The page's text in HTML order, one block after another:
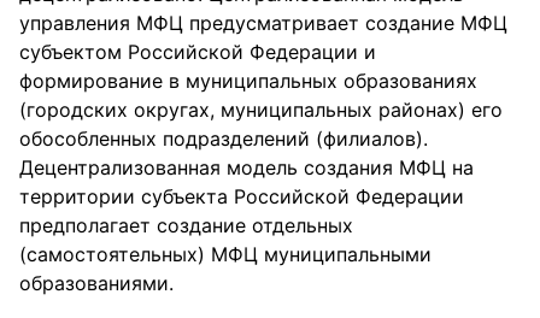
управления МФЦ предусматривает создание МФЦ
субъектом Российской Федерации и
формирование в муниципальных образованиях
(городских округах, муниципальных районах) его
обособленных подразделений (филиалов).
Децентрализованная модель создания МФЦ на
территории субъекта Российской Федерации
предполагает создание отдельных
(самостоятельных) МФЦ муниципальными
образованиями.